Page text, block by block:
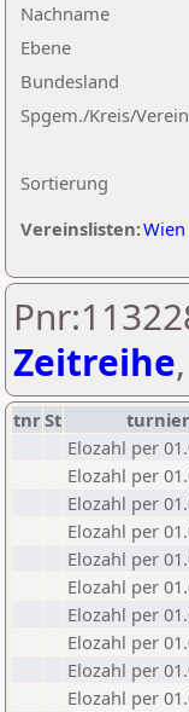
Nachname
Ebene
Sortierung
Bundesland
Spgem./Kreis/Verein
Vereinslisten:Wien
Zeitreihe,
tnrSt turnier
Elozahl per
Elozahl per
Elozahl per
Elozahl per
Elozahl per
Elozahl per
Elozahl per
Elozahl per
Elozahl per
Elozahl per